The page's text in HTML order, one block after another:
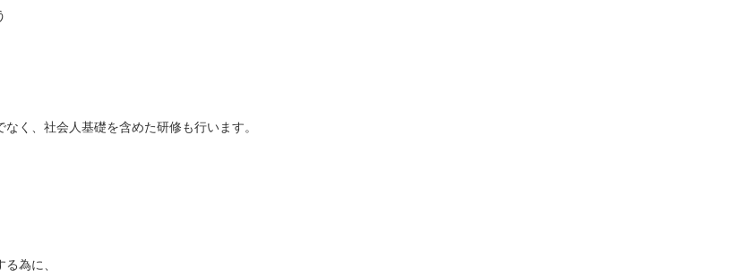
く、社会人基礎を含めた研修も行います。
為に、